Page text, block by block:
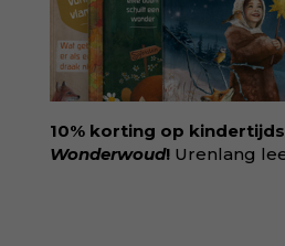
aandacht voor
neurodivergentie en
helpt ze hardnekkige
laten en maakt ze van
moment van verbinding.
boekhandel! Lees meer
kiind.nl/rolinde
10% korting op
Wonderwoud! Urenlang